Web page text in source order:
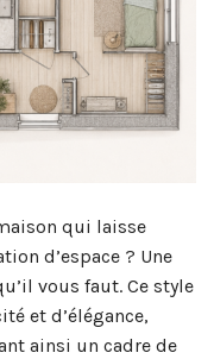
qui laisse
d’espace ? Une
vous faut. Ce style
et d’élégance,
ainsi un cadre de